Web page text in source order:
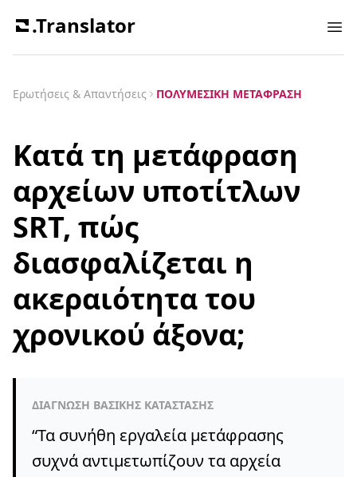
.Translator
Ερωτήσεις & Απαντήσεις ΠΟΛΥΜΕΣΙΚΉ ΜΕΤΆΦΡΑΣΗ
Κατά τη μετάφραση
αρχείων υποτίτλων
SRT, πώς
διασφαλίζεται η
ακεραιότητα του
χρονικού άξονα;
ΔΙΆΓΝΩΣΗ ΒΑΣΙΚΉΣ ΚΑΤΆΣΤΑΣΗΣ
“Τα συνήθη εργαλεία μετάφρασης
συχνά αντιμετωπίζουν τα αρχεία